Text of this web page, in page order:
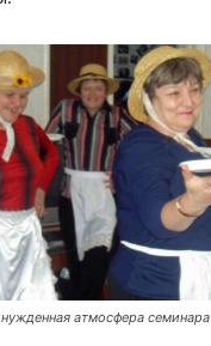
атмосфера семинара